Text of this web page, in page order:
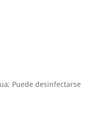
Puede desinfectarse